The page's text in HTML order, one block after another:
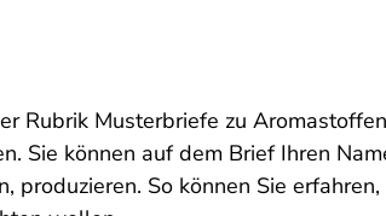
Rubrik Musterbriefe zu
Sie können auf dem Brief Ihren
produzieren. So können Sie